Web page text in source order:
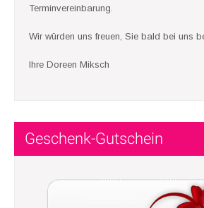
Terminvereinbarung.
Wir würden uns freuen, Sie bald bei uns
Ihre Doreen Miksch
Geschenk-Gutschein